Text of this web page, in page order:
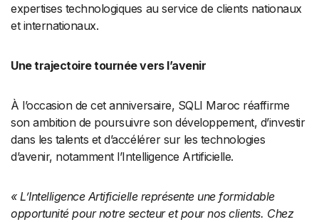
expertises technologiques au service de clients nationaux
et internationaux.
Une trajectoire tournée vers l’avenir
À l’occasion de cet anniversaire, SQLI Maroc réaffirme
son ambition de poursuivre son développement, d’investir
dans les talents et d’accélérer sur les technologies
d’avenir, notamment l’Intelligence Artificielle.
« L’Intelligence Artificielle représente une formidable
opportunité pour notre secteur et pour nos clients. Chez